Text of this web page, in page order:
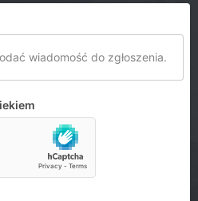
wiadomość do zgłoszenia.